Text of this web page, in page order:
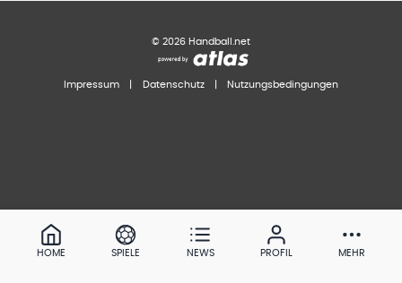
© 2026 Handball.net
Impressum Datenschutz Nutzungsbedingungen
HOME SPIELE NEWS PROFIL MEHR